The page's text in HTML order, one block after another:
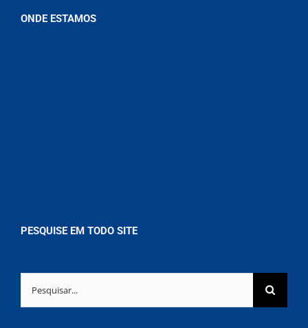
ONDE ESTAMOS
PESQUISE EM TODO SITE